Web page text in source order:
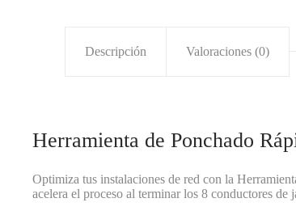
Descripción Valoraciones (0)
Herramienta de Ponchado
Optimiza tus instalaciones de red con la
acelera el proceso al terminar los 8 conductores